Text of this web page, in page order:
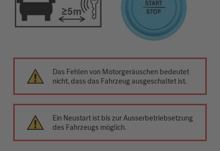
Das Fehlen von Motorgeräuschen bedeutet
nicht, dass das Fahrzeug ausgeschaltet ist.
Ein Neustart ist bis zur Ausserbetriebsetzung
des Fahrzeugs möglich.